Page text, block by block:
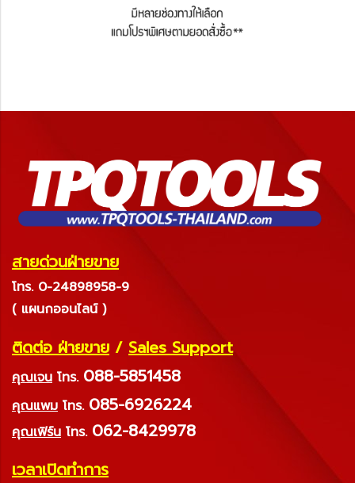
สายด่วนฝ่ายขาย
โทร. 0-24898958-9
( แผนกออนไลน์ )
ติดต่อ ฝ่ายขาย / Sales Support
คุณเจน โทร. 088-5851458
คุณแพม โทร. 085-6926224
คุณเฟิร์น โทร. 062-8429978
เวลาเปิดทำการ